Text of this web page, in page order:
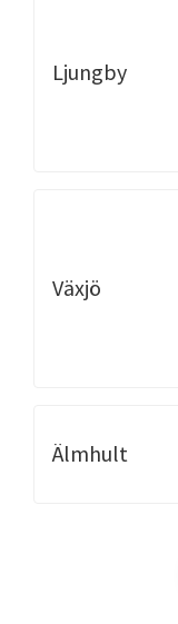
Ljungby
Växjö
Älmhult